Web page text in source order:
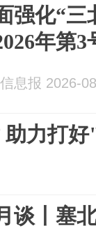
强化“三
年第
息报 2026-
助力打
谈丨塞